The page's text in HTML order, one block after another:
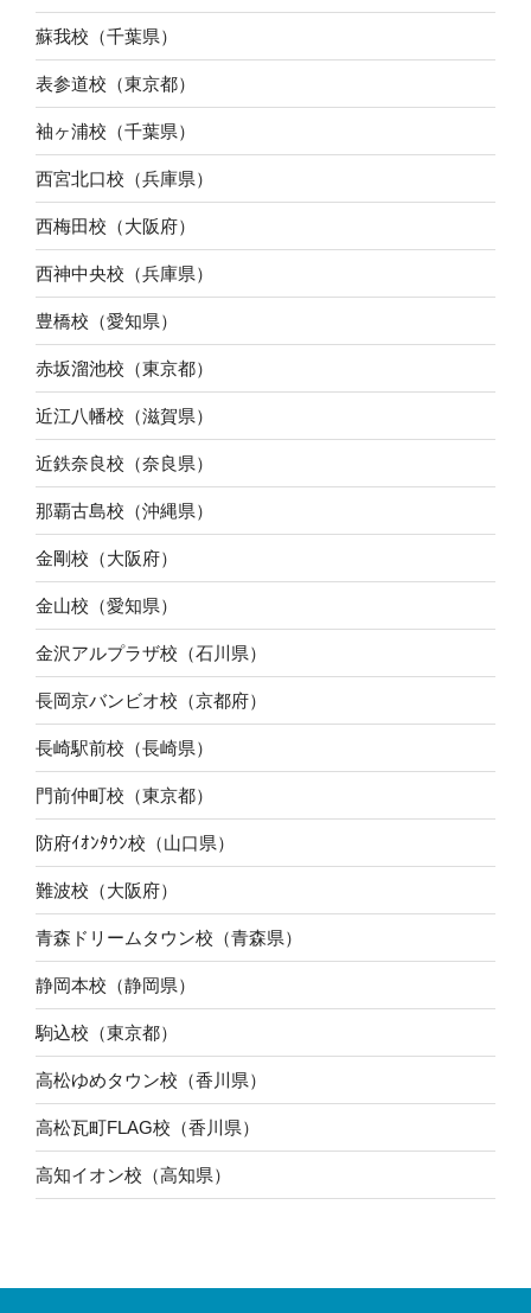
蘇我校（千葉県）
表参道校（東京都）
袖ヶ浦校（千葉県）
西宮北口校（兵庫県）
西梅田校（大阪府）
西神中央校（兵庫県）
豊橋校（愛知県）
赤坂溜池校（東京都）
近江八幡校（滋賀県）
近鉄奈良校（奈良県）
那覇古島校（沖縄県）
金剛校（大阪府）
金山校（愛知県）
金沢アルプラザ校（石川県）
長岡京バンビオ校（京都府）
長崎駅前校（長崎県）
門前仲町校（東京都）
防府ｲｵﾝﾀｳﾝ校（山口県）
難波校（大阪府）
青森ドリームタウン校（青森県）
静岡本校（静岡県）
駒込校（東京都）
高松ゆめタウン校（香川県）
高松瓦町FLAG校（香川県）
高知イオン校（高知県）